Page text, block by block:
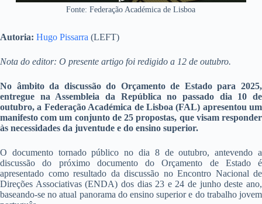
Fonte: Federação Académica de Lisboa
Autoria: Hugo Pissarra (LEFT)
Nota do editor: O presente artigo foi redigido a 12 de outubro.
No âmbito da discussão do Orçamento de Estado para 2025,
entregue na Assembleia da República no passado dia 10 de
outubro, a Federação Académica de Lisboa (FAL) apresentou um
manifesto com um conjunto de 25 propostas, que visam responder
às necessidades da juventude e do ensino superior.
O documento tornado público no dia 8 de outubro, antevendo a
discussão do próximo documento do Orçamento de Estado é
apresentado como resultado da discussão no Encontro Nacional de
Direções Associativas (ENDA) dos dias 23 e 24 de junho deste ano,
baseando-se no atual panorama do ensino superior e do trabalho jovem